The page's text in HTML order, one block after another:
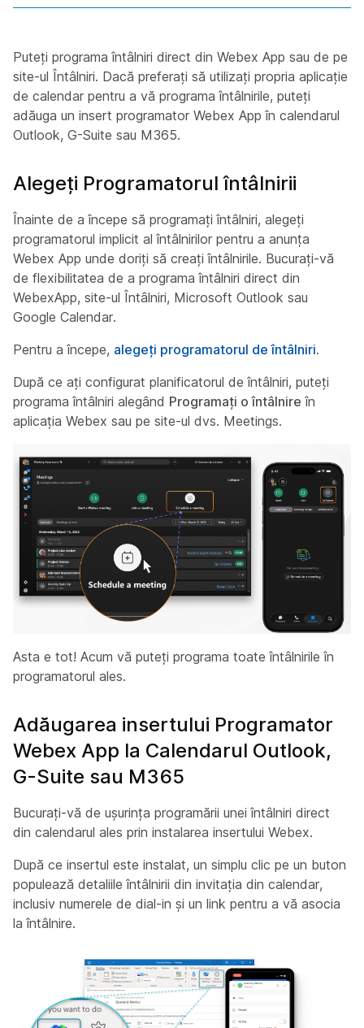
Puteți programa întâlniri direct din Webex App sau de pe
site-ul Întâlniri. Dacă preferați să utilizați propria aplicație
de calendar pentru a vă programa întâlnirile, puteți
adăuga un insert programator Webex App în calendarul
Outlook, G-Suite sau M365.
Alegeți Programatorul întâlnirii
Înainte de a începe să programați întâlniri, alegeți
programatorul implicit al întâlnirilor pentru a anunța
Webex App unde doriți să creați întâlnirile. Bucurați-vă
de flexibilitatea de a programa întâlniri direct din
WebexApp, site-ul Întâlniri, Microsoft Outlook sau
Google Calendar.
Pentru a începe, alegeți programatorul de întâlniri.
După ce ați configurat planificatorul de întâlniri, puteți
programa întâlniri alegând Programați o întâlnire în
aplicația Webex sau pe site-ul dvs. Meetings.
Asta e tot! Acum vă puteți programa toate întâlnirile în
programatorul ales.
Adăugarea insertului Programator
Webex App la Calendarul Outlook,
G-Suite sau M365
Bucurați-vă de ușurința programării unei întâlniri direct
din calendarul ales prin instalarea insertului Webex.
După ce insertul este instalat, un simplu clic pe un buton
populează detaliile întâlnirii din invitația din calendar,
inclusiv numerele de dial-in și un link pentru a vă asocia
la întâlnire.